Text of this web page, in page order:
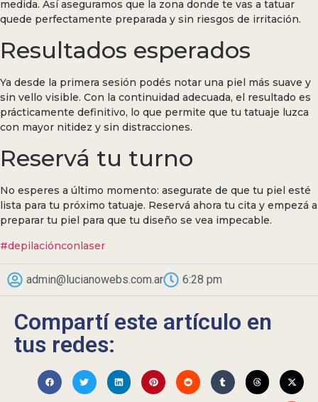
medida. Así aseguramos que la zona donde te vas a tatuar
quede perfectamente preparada y sin riesgos de irritación.
Resultados esperados
Ya desde la primera sesión podés notar una piel más suave y
sin vello visible. Con la continuidad adecuada, el resultado es
prácticamente definitivo, lo que permite que tu tatuaje luzca
con mayor nitidez y sin distracciones.
Reservá tu turno
No esperes a último momento: asegurate de que tu piel esté
lista para tu próximo tatuaje. Reservá ahora tu cita y empezá a
preparar tu piel para que tu diseño se vea impecable.
#depilaciónconlaser
admin@lucianowebs.com.ar 6:28 pm
Compartí este artículo en
tus redes: